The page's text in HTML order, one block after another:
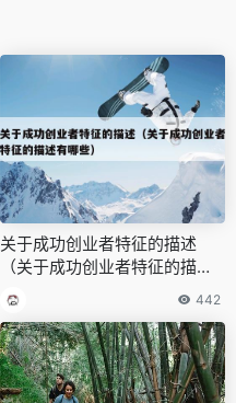
关于成功创业者特征的描述
（关于成功创业者特征的描述
有哪些）
442